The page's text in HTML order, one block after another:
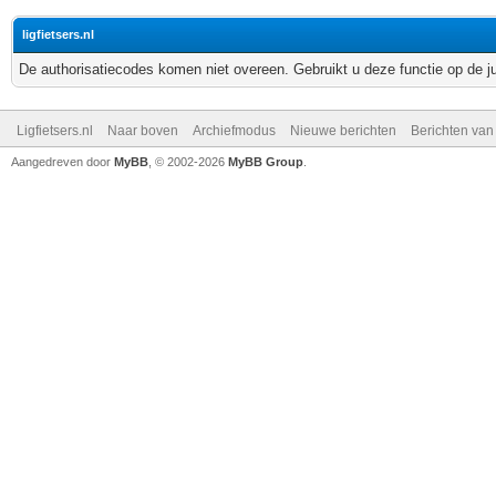
ligfietsers.nl
De authorisatiecodes komen niet overeen. Gebruikt u deze functie op de
Ligfietsers.nl Naar boven Archiefmodus Nieuwe berichten Berichten
Aangedreven door MyBB , © 2002-2026 MyBB Group